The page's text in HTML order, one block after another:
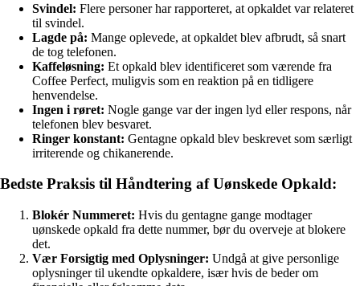
Svindel: Flere personer har rapporteret, at opkaldet var relateret
til svindel.
Lagde på: Mange oplevede, at opkaldet blev afbrudt, så snart
de tog telefonen.
Kaffeløsning: Et opkald blev identificeret som værende fra
Coffee Perfect, muligvis som en reaktion på en tidligere
henvendelse.
Ingen i røret: Nogle gange var der ingen lyd eller respons, når
telefonen blev besvaret.
Ringer konstant: Gentagne opkald blev beskrevet som særligt
irriterende og chikanerende.
Bedste Praksis til Håndtering af Uønskede Opkald:
Blokér Nummeret: Hvis du gentagne gange modtager
uønskede opkald fra dette nummer, bør du overveje at blokere
det.
Vær Forsigtig med Oplysninger: Undgå at give personlige
oplysninger til ukendte opkaldere, især hvis de beder om